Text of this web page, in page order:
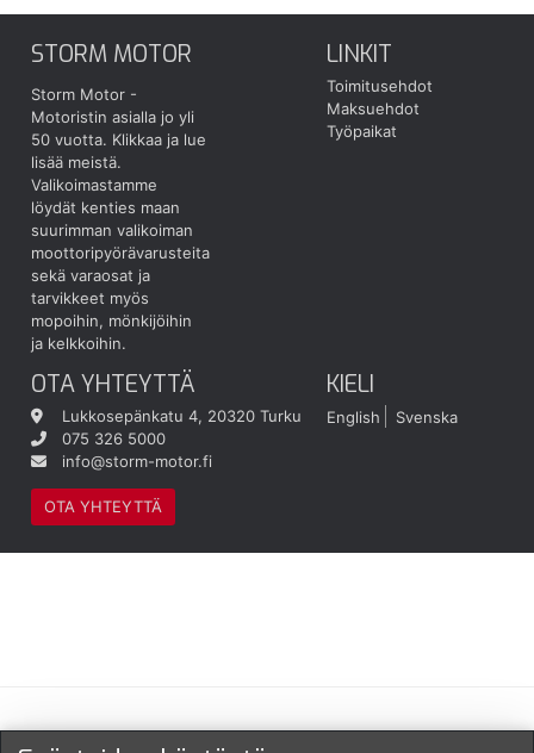
STORM MOTOR
Storm Motor -
Motoristin asialla jo yli
50 vuotta. Klikkaa ja lue
lisää meistä.
Valikoimastamme
löydät kenties maan
suurimman valikoiman
moottoripyörävarusteita
sekä varaosat ja
tarvikkeet myös
mopoihin, mönkijöihin
ja kelkkoihin.
LINKIT
Toimitusehdot
Maksuehdot
Työpaikat
OTA YHTEYTTÄ
Lukkosepänkatu 4, 20320 Turku
075 326 5000
info@storm-motor.fi
OTA YHTEYTTÄ
KIELI
English Svenska